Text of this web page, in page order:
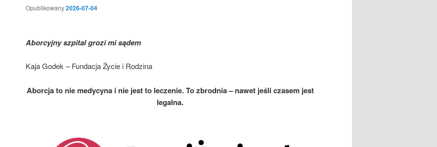
Opublikowany2026-07-04
Aborcyjny szpital grozi mi sądem
Kaja Godek – Fundacja Życie i Rodzina
Aborcja to nie medycyna i nie jest to leczenie. To zbrodnia – nawet jeśli czasem jest
legalna.